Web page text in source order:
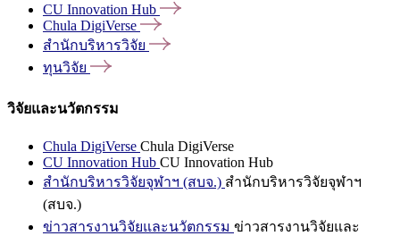
CU Innovation Hub
Chula DigiVerse
สำนักบริหารวิจัย
ทุนวิจัย
วิจัยและนวัตกรรม
Chula DigiVerse Chula DigiVerse
CU Innovation Hub CU Innovation Hub
สำนักบริหารวิจัยจุฬาฯ (สบจ.) สำนักบริหารวิจัยจุฬาฯ
(สบจ.)
ข่าวสารงานวิจัยและนวัตกรรม ข่าวสารงานวิจัยและ